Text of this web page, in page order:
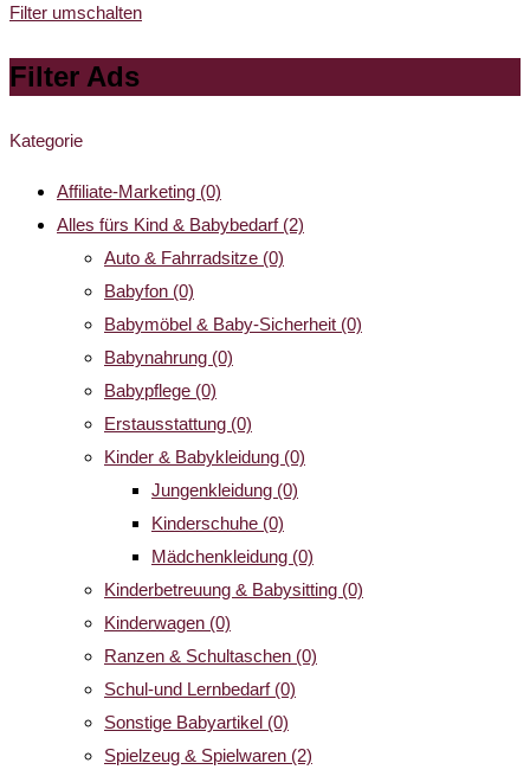
Filter umschalten
Filter Ads
Kategorie
Affiliate-Marketing (0)
Alles fürs Kind & Babybedarf (2)
Auto & Fahrradsitze (0)
Babyfon (0)
Babymöbel & Baby-Sicherheit (0)
Babynahrung (0)
Babypflege (0)
Erstausstattung (0)
Kinder & Babykleidung (0)
Jungenkleidung (0)
Kinderschuhe (0)
Mädchenkleidung (0)
Kinderbetreuung & Babysitting (0)
Kinderwagen (0)
Ranzen & Schultaschen (0)
Schul-und Lernbedarf (0)
Sonstige Babyartikel (0)
Spielzeug & Spielwaren (2)